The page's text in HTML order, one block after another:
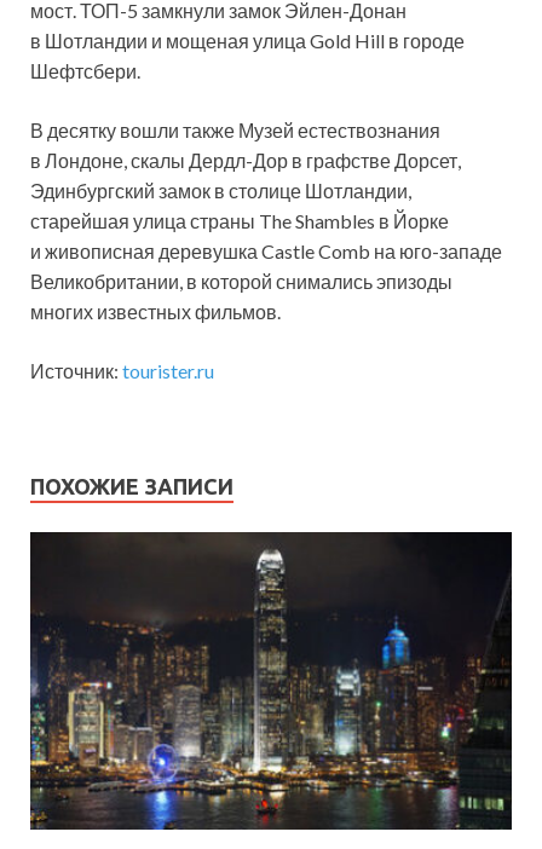
мост. ТОП-5 замкнули замок Эйлен-Донан
в Шотландии и мощеная улица Gold Hill в городе
Шефтсбери.
В десятку вошли также Музей естествознания
в Лондоне, скалы Дердл-Дор в графстве Дорсет,
Эдинбургский замок в столице Шотландии,
старейшая улица страны The Shambles в Йорке
и живописная деревушка Castle Comb на юго-западе
Великобритании, в которой снимались эпизоды
многих известных фильмов.
Источник: tourister.ru
ПОХОЖИЕ ЗАПИСИ